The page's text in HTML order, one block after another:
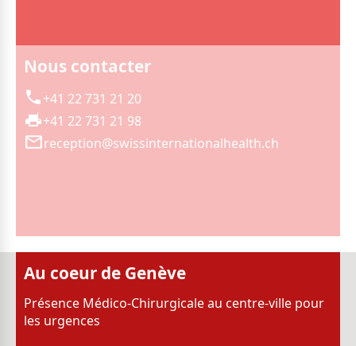
Nous contacter
+41 22 731 21 20
+41 22 731 21 98
reception@swissinternationalhealth.ch
Au coeur de Genève
Présence Médico-Chirurgicale au centre-ville pour
les urgences